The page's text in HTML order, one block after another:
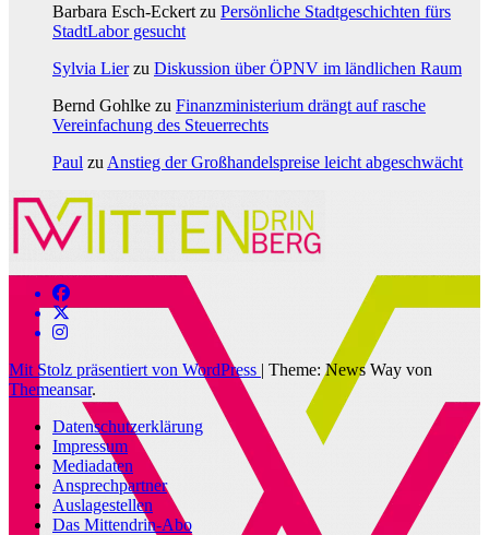
Barbara Esch-Eckert zu Persönliche Stadtgeschichten fürs
StadtLabor gesucht
Sylvia Lierzu Diskussion über ÖPNV im ländlichen Raum
Bernd Gohlke zu Finanzministerium drängt auf rasche
Vereinfachung des Steuerrechts
Paul zu Anstieg der Großhandelspreise leicht abgeschwächt
Mit Stolz präsentiert von WordPress | Theme: News Way von
Themeansar.
Datenschutzerklärung
Impressum
Mediadaten
Ansprechpartner
Auslagestellen
Das Mittendrin-Abo